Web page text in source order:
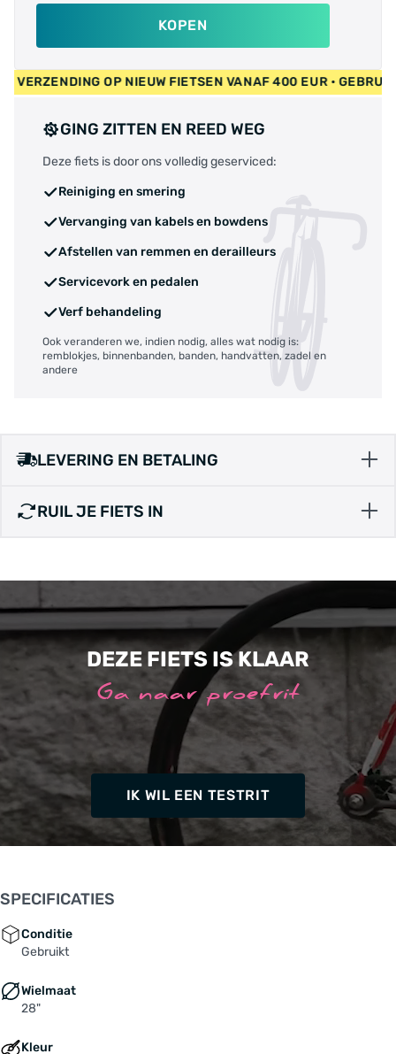
KOPEN
VERZENDING OP NIEUW FIETSEN VANAF 400 EUR •
GING ZITTEN EN REED WEG
Deze fiets is door ons volledig geserviced:
Reiniging en smering
Vervanging van kabels en bowdens
Afstellen van remmen en derailleurs
Servicevork en pedalen
Verf behandeling
Ook veranderen we, indien nodig, alles wat nodig is:
remblokjes, binnenbanden, banden, handvatten, zadel en
andere
LEVERING EN BETALING
RUIL JE FIETS IN
DEZE FIETS IS KLAAR
Ga naar proefrit
IK WIL EEN TESTRIT
SPECIFICATIES
Conditie
Gebruikt
Wielmaat
28"
Kleur